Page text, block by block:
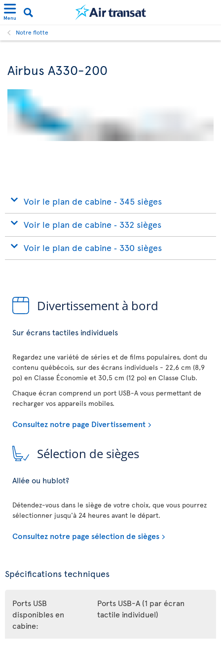
Menu
Notre flotte
Airbus A330-200
Voir le plan de cabine ‐ 345 sièges
Voir le plan de cabine ‐ 332 sièges
Voir le plan de cabine ‐ 330 sièges
Divertissement à bord
Sur écrans tactiles individuels
Regardez une variété de séries et de films populaires, dont du
contenu québécois, sur des écrans individuels - 22,6 cm (8,9
po) en Classe Économie et 30,5 cm (12 po) en Classe Club.
Chaque écran comprend un port USB-A vous permettant de
recharger vos appareils mobiles.
Consultez notre page Divertissement
Sélection de sièges
Allée ou hublot?
Détendez-vous dans le siège de votre choix, que vous pourrez
sélectionner jusqu'à 24 heures avant le départ.
Consultez notre page sélection de sièges
Spécifications techniques
Ports USB
disponibles en
cabine:
Ports USB-A (1 par écran
tactile individuel)